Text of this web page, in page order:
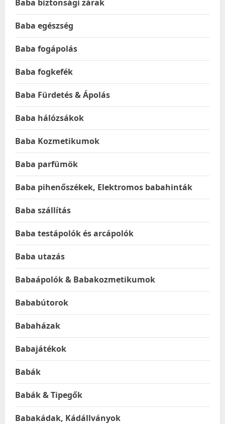
Baba biztonsági zárak
Baba egészség
Baba fogápolás
Baba fogkefék
Baba Fürdetés & Ápolás
Baba hálózsákok
Baba Kozmetikumok
Baba parfümök
Baba pihenőszékek, Elektromos babahinták
Baba szállítás
Baba testápolók és arcápolók
Baba utazás
Babaápolók & Babakozmetikumok
Bababútorok
Babaházak
Babajátékok
Babák
Babák & Tipegők
Babakádak, Kádállványok